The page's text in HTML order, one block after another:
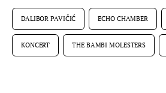
DALIBOR PAVIČIĆ ECHO CHAMBER
KONCERT THE BAMBI MOLESTERS